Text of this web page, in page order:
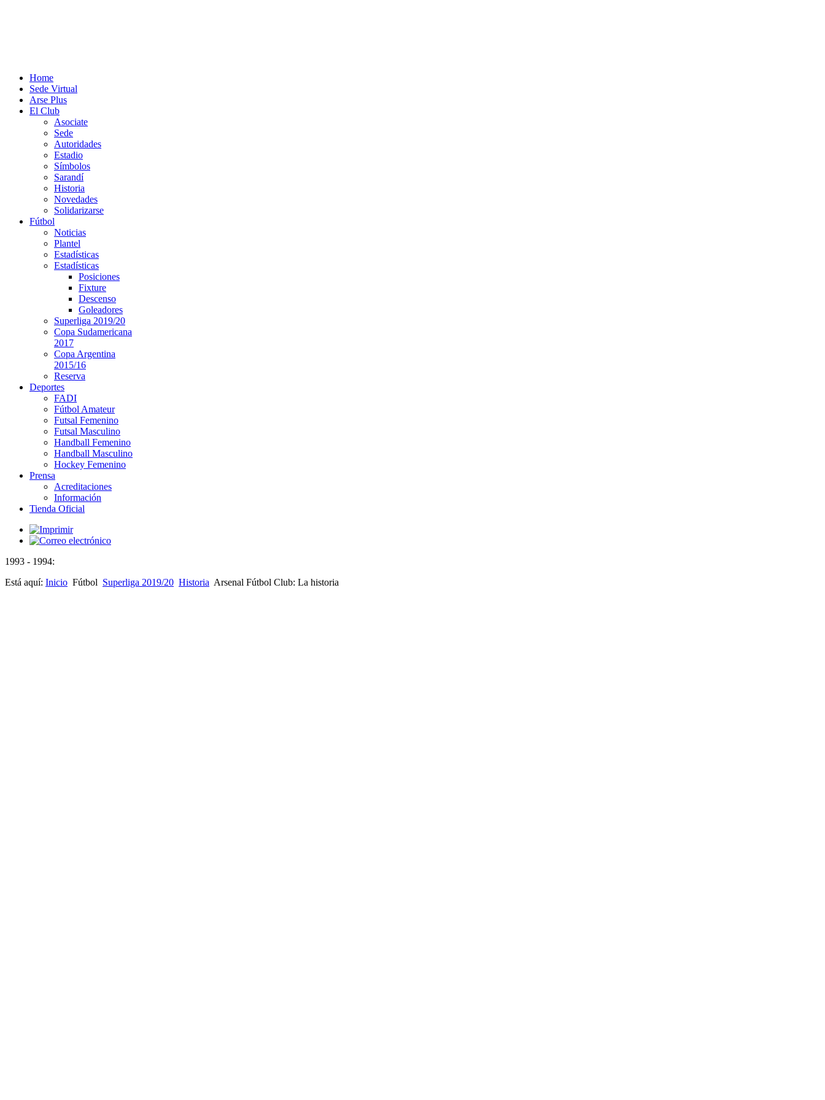
Home
Sede Virtual
Arse Plus
El Club
Asociate
Sede
Autoridades
Estadio
Símbolos
Sarandí
Historia
Novedades
Solidarizarse
Fútbol
Noticias
Plantel
Estadísticas
Estadísticas
Posiciones
Fixture
Descenso
Goleadores
Superliga 2019/20
Copa Sudamericana
2017
Copa Argentina
2015/16
Reserva
Deportes
FADI
Fútbol Amateur
Futsal Femenino
Futsal Masculino
Handball Femenino
Handball Masculino
Hockey Femenino
Prensa
Acreditaciones
Información
Tienda Oficial
1993 - 1994:
Está aquí: Inicio Fútbol Superliga 2019/20 Historia Arsenal Fútbol Club: La historia